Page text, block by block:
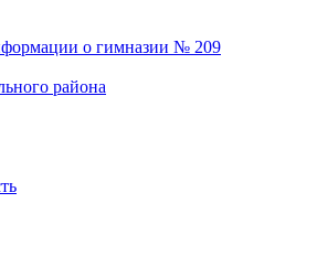
о гимназии № 209
района